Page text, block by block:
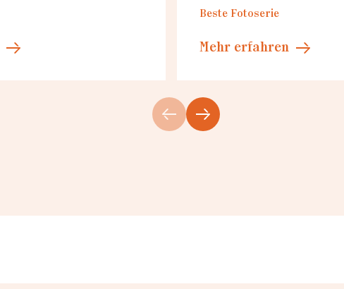
Beste Fotoserie
Mehr erfahren